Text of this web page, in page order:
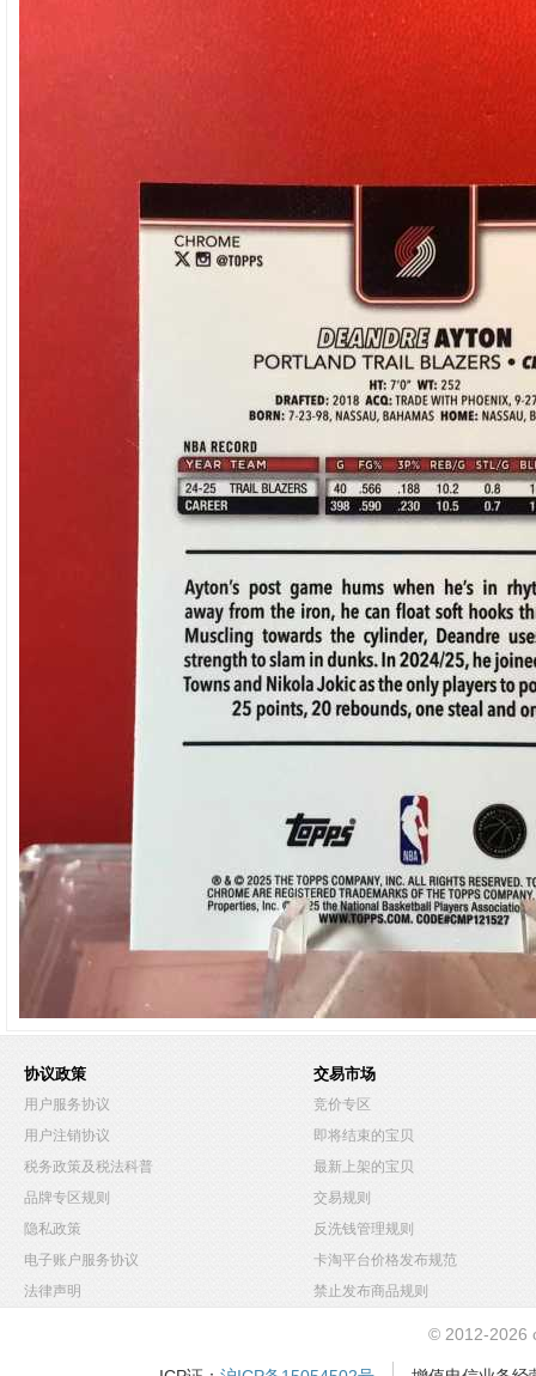
协议政策
用户服务协议
用户注销协议
税务政策及税法科普
品牌专区规则
隐私政策
电子账户服务协议
法律声明
交易市场
竞价专区
即将结束的宝贝
最新上架的宝贝
交易规则
反洗钱管理规则
卡淘平台价格发布规范
禁止发布商品规则
© 2012-2026